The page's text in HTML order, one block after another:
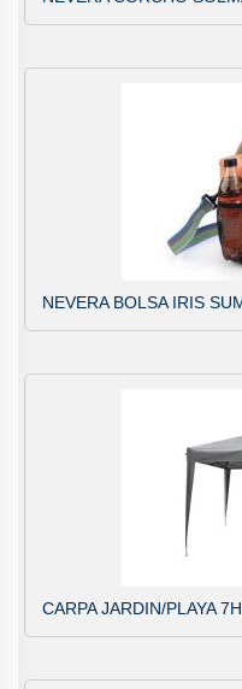
NEVERA BOLSA IRIS